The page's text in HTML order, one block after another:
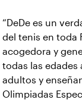
“DeDe es un
del tenis en toda
acogedora y
todas las edades
adultos y
Olimpiadas